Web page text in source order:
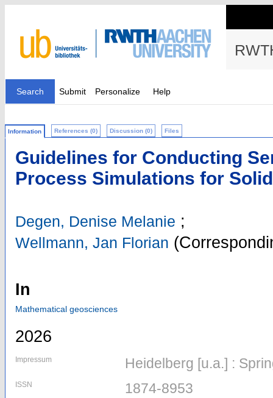
Search Submit Personalize Help
Information References (0) Discussion (0) Files
Guidelines for Conducting
Process Simulations for
Degen, Denise Melanie ;
Wellmann, Jan Florian
In
Mathematical geosciences
2026
Impressum Heidelberg [u.a.] :
ISSN 1874-8953